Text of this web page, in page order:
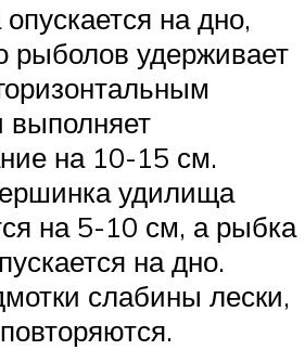
на дно,
рыболов удерживает
выполняет
на 10-15 см.
удилища
на 5-10 см, а рыбка
на дно.
слабины лески,